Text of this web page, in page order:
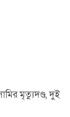
মৃত্যুদণ্ড, দুই